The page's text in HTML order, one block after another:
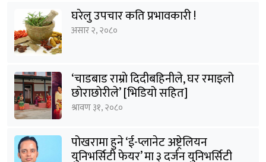
घरेलु उपचार कति प्रभावकारी !
असार २, २०८०
‘चाडबाड राम्राे दिदीबहिनीले, घर रमाइलो
छोराछाेरीले’ [भिडियो सहित]
श्रावण ३१, २०८०
पोखरामा हुने ‘ई-प्लानेट अष्ट्रेलियन
युनिभर्सिटी फेयर’ मा ३ दर्जन युनिभर्सिटी